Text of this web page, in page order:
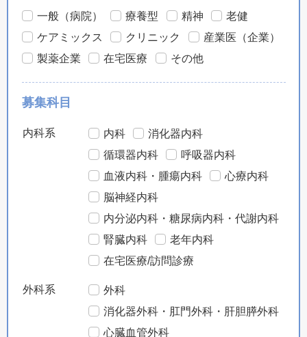
一般（病院） 療養型 精神
老健
ケアミックス
クリニック
産業医（企業）
製薬企業
在宅医療 その他
募集科目
内科系 内科
消化器内科
循環器内科
呼吸器内科
血液内科・腫瘍内科
心療内科
脳神経内科
内分泌内科・糖尿病内科・代謝内科
腎臓内科
老年内科
在宅医療/訪問診療
外科系
外科
消化器外科・肛門外科・肝胆膵外科
心臓血管外科